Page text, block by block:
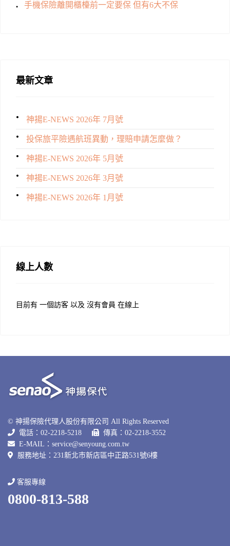
手機保險離開櫃檯前一定要保 但有6大不保
最新文章
神揚E-NEWS 2026年 7月號
投保旅平險遇航班異動，理賠申請怎麼做？
神揚E-NEWS 2026年 5月號
神揚E-NEWS 2026年 3月號
神揚E-NEWS 2026年 1月號
線上人數
目前有 一個訪客 以及 沒有會員 在線上
© 神揚保險代理人股份有限公司 All Rights Reserved
電話：02-2218-5218
傳真：02-2218-3552
E-MAIL： service@senyoung.com.tw
服務地址：231新北巿新店區中正路531號6樓
客服專線
0800-813-588